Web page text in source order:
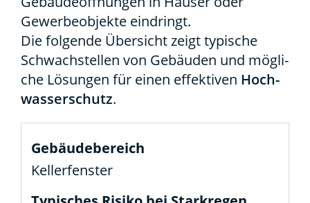
Gewer­be­ob­jek­te ein­dringt.
Die fol­gen­de Über­sicht zeigt typi­sche
Schwach­stel­len von Gebäu­den und mög­li­
che Lösun­gen für einen effek­ti­ven Hoch­
was­ser­schutz.
Kel­ler­fens­ter